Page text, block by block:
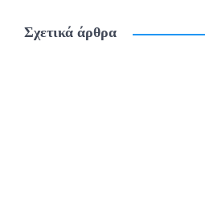
Σχετικά άρθρα